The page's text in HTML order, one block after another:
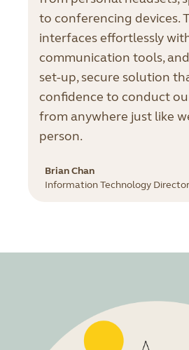
to conferencing devices.
interfaces effortlessly
communication tools,
set-up, secure solution
confidence to conduct
from anywhere just like
person.
Brian Chan
Information Technology